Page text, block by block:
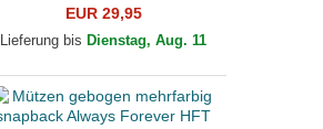
HFT von Coastal
EUR 29,95
Lieferung bis Dienstag, Aug. 11